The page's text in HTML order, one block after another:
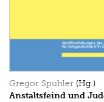
Gregor Spuhler (Hg.)
Anstaltsfeind und